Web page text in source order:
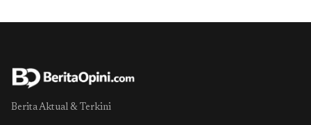
Berita Aktual & Terkini